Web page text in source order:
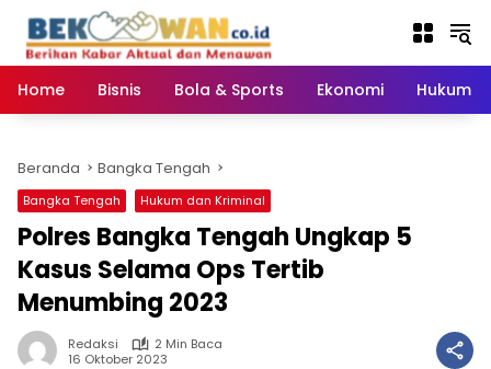
konten
Home
Bisnis Bola & Sports Ekonomi Hukum
Beranda Bangka Tengah
Bangka Tengah Hukum dan Kriminal
Polres Bangka Tengah Ungkap 5
Kasus Selama Ops Tertib
Menumbing 2023
Redaksi
2 Min Baca
16 Oktober 2023